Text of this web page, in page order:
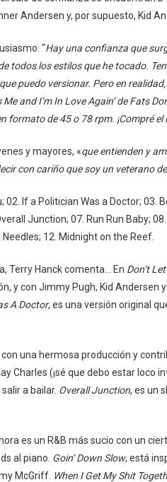
Andersen y, por supuesto, Kid
“Hay una confianza que
todos los estilos que he tocado.
puedo versionar. Pero en
and I’m In Love Again’ de Fats
formato de 45 o 78 rpm. ¡Compré el
y mayores, «que entienden y
con cariño que soy un veterano
02. If a Politician Was a Doctor; 03.
Junction; 07. Run Run Baby;
12. Midnight on the Reef.
Terry Hanck comenta… En Don’t
y con Jimmy Pugh, Kid Andersen
A Doctor, es una versión original
una hermosa producción y
Charles (¡sé que debo estar loco
a bailar. Overall Junction, es un
es un R&B más sucio con un
al piano. Goin’ Down Slow, está
McGriff. When I Get My Shit